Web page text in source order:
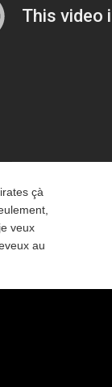
çà
veux
au